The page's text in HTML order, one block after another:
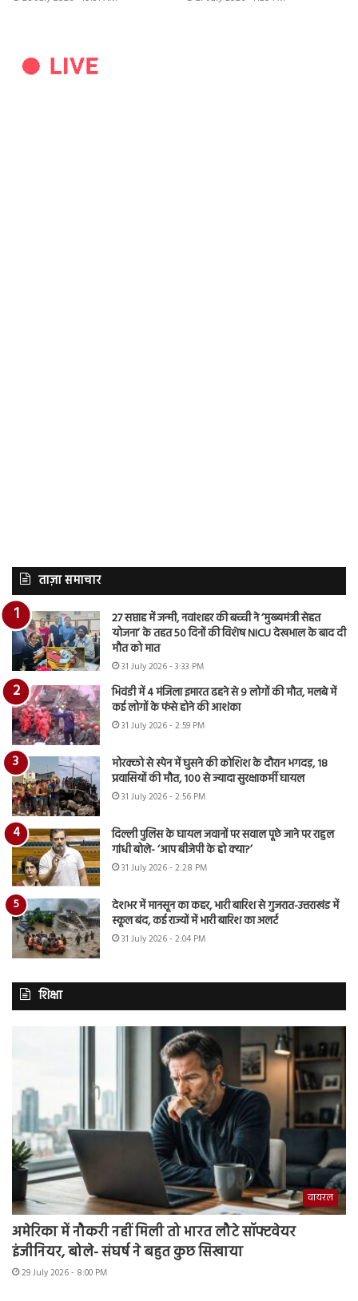
ताज़ा समाचार
27 सप्ताह में जन्मी, नवांशहर की बच्ची ने ‘मुख्यमंत्री सेहत
योजना’ के तहत 50 दिनों की विशेष NICU देखभाल के बाद दी
मौत को मात
31 July 2026 - 3:33 PM
भिवंडी में 4 मंजिला इमारत ढहने से 9 लोगों की मौत, मलबे में
कई लोगों के फंसे होने की आशंका
31 July 2026 - 2:59 PM
मोरक्को से स्पेन में घुसने की कोशिश के दौरान भगदड़, 18
प्रवासियों की मौत, 100 से ज्यादा सुरक्षाकर्मी घायल
31 July 2026 - 2:56 PM
दिल्ली पुलिस के घायल जवानों पर सवाल पूछे जाने पर राहुल
गांधी बोले- ‘आप बीजेपी के हो क्या?’
31 July 2026 - 2:28 PM
देशभर में मानसून का कहर, भारी बारिश से गुजरात-उत्तराखंड में
स्कूल बंद, कई राज्यों में भारी बारिश का अलर्ट
31 July 2026 - 2:04 PM
शिक्षा
वायरल
अमेरिका में नौकरी नहीं मिली तो भारत लौटे सॉफ्टवेयर
इंजीनियर, बोले- संघर्ष ने बहुत कुछ सिखाया
29 July 2026 - 8:00 PM